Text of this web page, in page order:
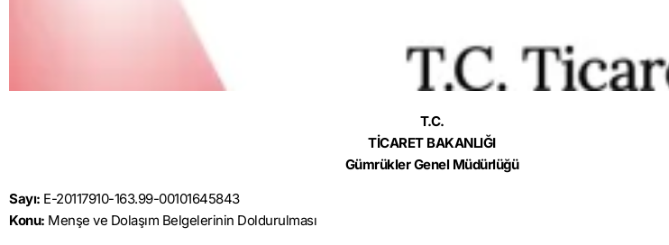
T.C.
TİCARET BAKANLIĞI
Gümrükler Genel Müdürlüğü
Sayı: E-20117910-163.99-00101645843
Konu: Menşe ve Dolaşım Belgelerinin Doldurulması